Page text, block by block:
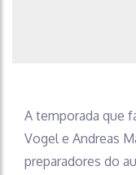
A temporada que
Vogel e Andreas
preparadores do